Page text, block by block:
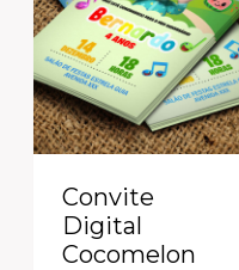
Convite
Digital
Cocomelon